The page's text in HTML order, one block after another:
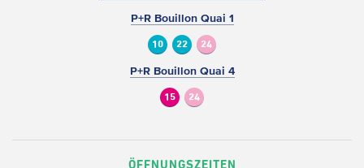
P+R Bouillon Quai 1
10 22 24
P+R Bouillon Quai 4
15 24
ÖFFNUNGSZEITEN